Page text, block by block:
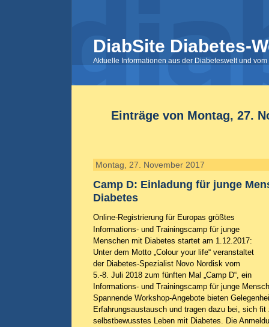
DiabSite Diabetes-
Aktuelle Informationen aus der Diabeteswelt und
Einträge von Montag, 27.
Montag, 27. November 2017
Camp D: Einladung für junge
Diabetes
Online-Registrierung für Europas größtes
Informations- und Trainingscamp für junge
Menschen mit Diabetes startet am 1.12.2017:
Unter dem Motto „Colour your life“ veranstaltet
der Diabetes-Spezialist Novo Nordisk vom
5.-8. Juli 2018 zum fünften Mal „Camp D“, ein
Informations- und Trainingscamp für junge
Spannende Workshop-Angebote bieten
Erfahrungsaustausch und tragen dazu bei, sich
selbstbewusstes Leben mit Diabetes. Die